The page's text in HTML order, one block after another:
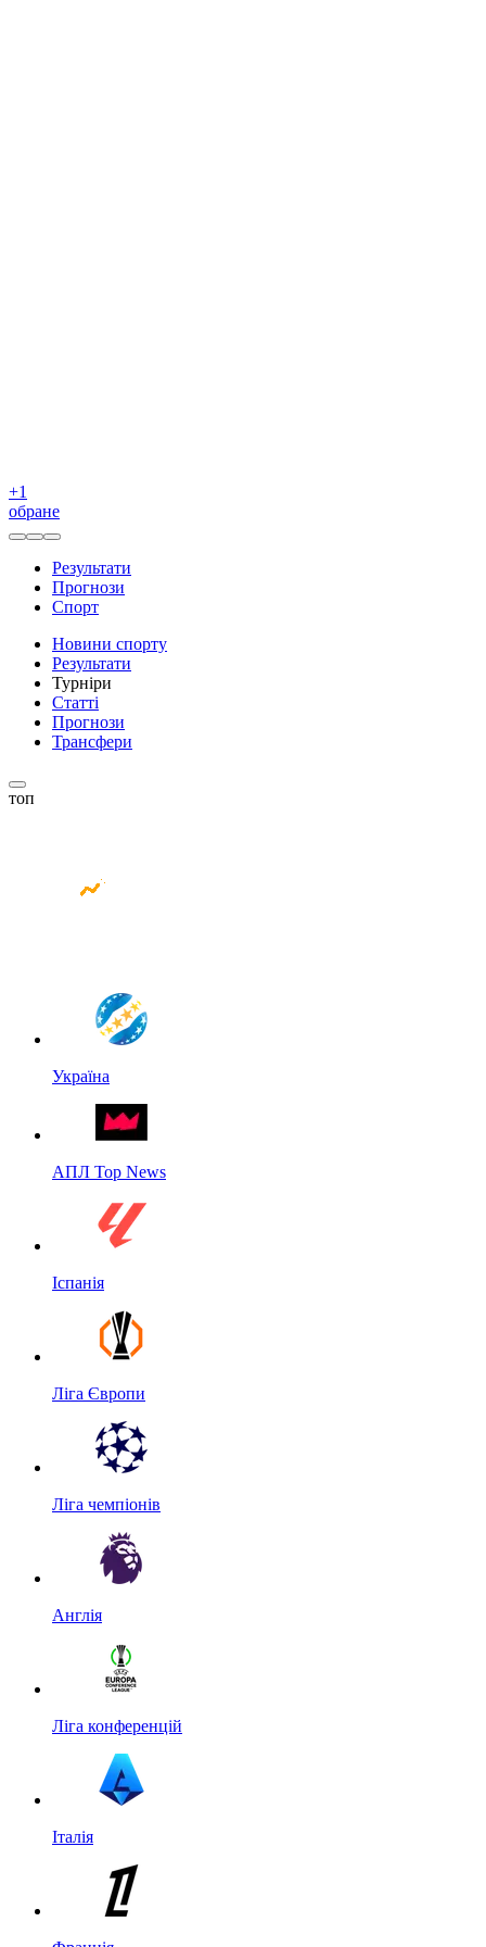
+1
обране
Результати
Прогнози
Спорт
Новини спорту
Результати
Турніри
Статті
Прогнози
Трансфери
топ
Україна
АПЛ Top News
Іспанія
Ліга Європи
Ліга чемпіонів
Англія
Ліга конференцій
Італія